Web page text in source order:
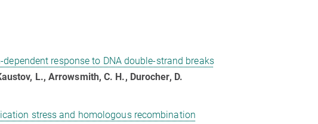
response to DNA double-strand breaks
L., Arrowsmith, C. H., Durocher, D.
stress and homologous recombination